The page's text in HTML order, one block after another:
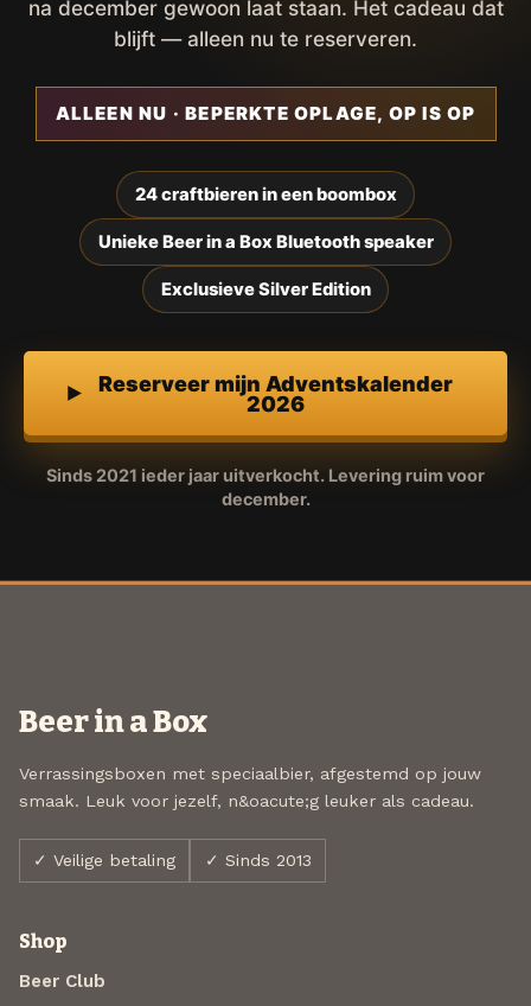
na december gewoon laat staan. Het cadeau dat
blijft — alleen nu te reserveren.
ALLEEN NU · BEPERKTE OPLAGE, OP IS OP
24 craftbieren in een boombox
Unieke Beer in a Box Bluetooth speaker
Exclusieve Silver Edition
Reserveer mijn Adventskalender
2026
Sinds 2021 ieder jaar uitverkocht. Levering ruim voor
december.
Beer in a Box
Verrassingsboxen met speciaalbier, afgestemd op jouw
smaak. Leuk voor jezelf, n&oacute;g leuker als cadeau.
✓ Veilige betaling ✓ Sinds 2013
Shop
Beer Club